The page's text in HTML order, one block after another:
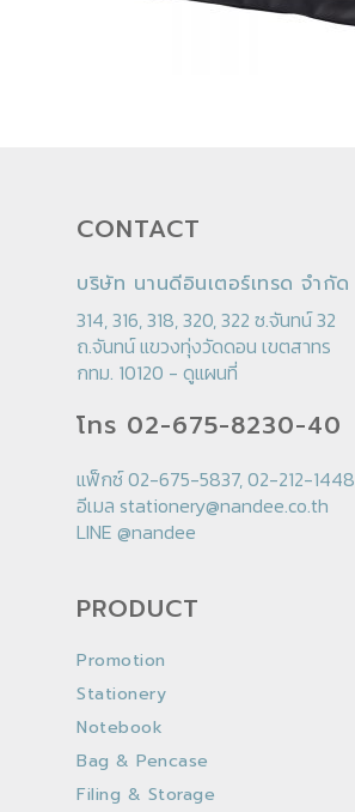
CONTACT
บริษัท นานดีอินเตอร์เทรด จำกัด
314, 316, 318, 320, 322 ซ.จันทน์ 32
ถ.จันทน์ แขวงทุ่งวัดดอน เขตสาทร
กทม. 10120 - ดูแผนที่
โทร 02-675-8230-40
แฟ็กซ์ 02-675-5837, 02-212-1448
อีเมล stationery@nandee.co.th
LINE @nandee
PRODUCT
Promotion
Stationery
Notebook
Bag & Pencase
Filing & Storage